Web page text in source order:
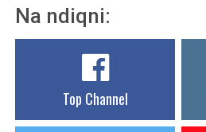
Na ndiqni:
Top Channel